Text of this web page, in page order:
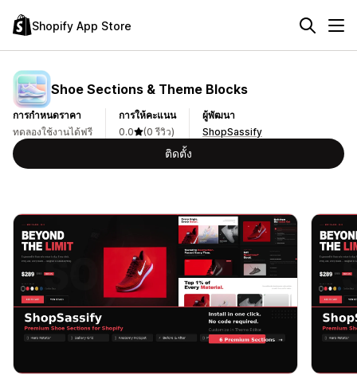
Shopify App Store
Shoe Sections & Theme Blocks
การกำหนดราคา
ทดลองใช้งานได้ฟรี
การให้คะแนน
0.0
(0 รีวิว)
ผู้พัฒนา
ShopSassify
ติดตั้ง